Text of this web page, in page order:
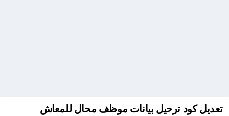
تعديل كود ترحيل بيانات موظف محال للمعاش